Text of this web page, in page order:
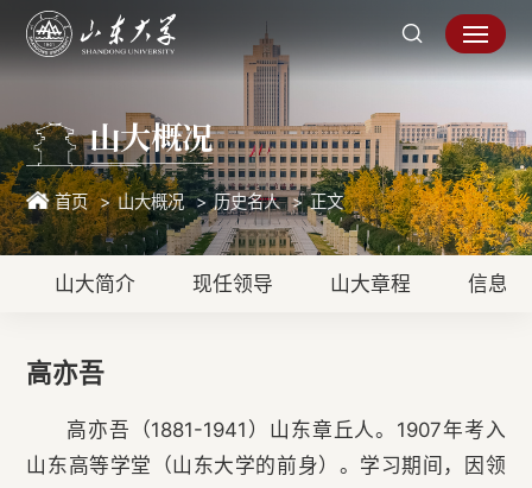
山大概况
首页 山大概况 历史名人 正文
山大简介 现任领导 山大章程 信息
高亦吾
高亦吾（1881-1941）山东章丘人。1907年考入
山东高等学堂（山东大学的前身）。学习期间，因领